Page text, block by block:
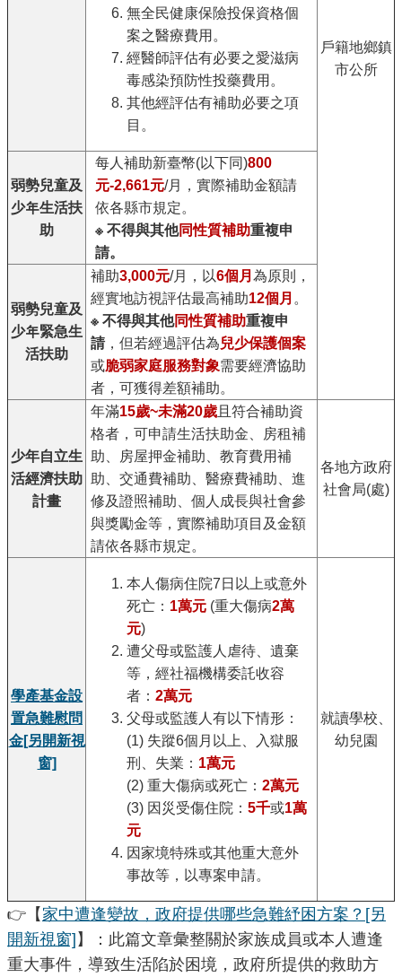
無全民健康保險投保資格個
案之醫療費用。
經醫師評估有必要之愛滋病
毒感染預防性投藥費用。
其他經評估有補助必要之項
目。
戶籍地鄉鎮
市公所
弱勢兒童及
少年生活扶
助
每人補助新臺幣(以下同)800
元-2,661元/月，實際補助金額請
依各縣市規定。
※ 不得與其他同性質補助重複申
請。
弱勢兒童及
少年緊急生
活扶助
補助3,000元/月，以6個月 為原則，
經實地訪視評估最高補助12個月 。
※ 不得與其他同性質補助重複申
請，但若經過評估為兒少保護個案
或脆弱家庭服務對象需要經濟協助
者，可獲得差額補助。
少年自立生
活經濟扶助
計畫
年滿15歲~未滿20歲 且符合補助資
格者，可申請生活扶助金、房租補
助、房屋押金補助、教育費用補
助、交通費補助、醫療費補助、進
修及證照補助、個人成長與社會參
與獎勵金等，實際補助項目及金額
請依各縣市規定。
各地方政府
社會局(處)
學產基金設
置急難慰問
金[另開新視
窗]
本人傷病住院7日以上或意外
死亡： 1萬元 (重大傷病2萬
元)
遭父母或監護人虐待、遺棄
等，經社福機構委託收容
者： 2萬元
父母或監護人有以下情形：
(1) 失蹤6個月以上、入獄服
刑、失業： 1萬元
(2) 重大傷病或死亡： 2萬元
(3) 因災受傷住院： 5千或1萬
元
因家境特殊或其他重大意外
事故等，以專案申請。
就讀學校、
幼兒園
👉【 家中遭逢變故，政府提供哪些急難紓困方案？ [另
開新視窗] 】：此篇文章彙整關於家族成員或本人遭逢
重大事件，導致生活陷於困境，政府所提供的救助方